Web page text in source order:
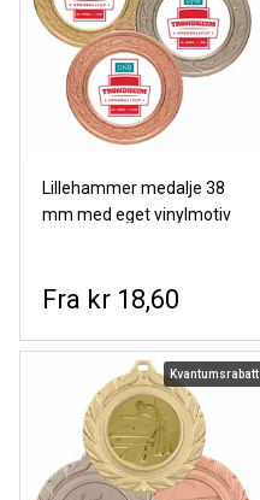
Lillehammer medalje 38
mm med eget vinylmotiv
kr 18,60
Kvantumsrabatt